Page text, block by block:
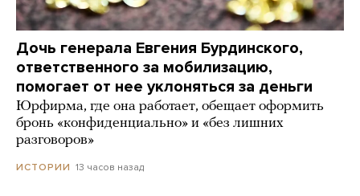
Дочь генерала Евгения Бурдинского,
ответственного за мобилизацию,
помогает от нее уклоняться за деньги
Юрфирма, где она работает, обещает оформить
бронь «конфиденциально» и «без лишних
разговоров»
ИСТОРИИ 13 часов назад